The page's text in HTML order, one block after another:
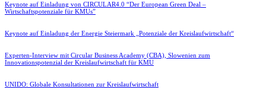
Keynote auf Einladung von CIRCULAR4.0 “Der European Green Deal –
Wirtschaftspotenziale für KMUs”
Keynote auf Einladung der Energie Steiermark „Potenziale der Kreislaufwirtschaft“
Experten-Interview mit Circular Business Academy (CBA), Slowenien zum
Innovationspotenzial der Kreislaufwirtschaft für KMU
UNIDO: Globale Konsultationen zur Kreislaufwirtschaft